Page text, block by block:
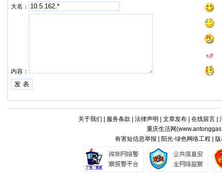
大名：
内容：
关于我们 服务条款 法律声明 文章发布| 在线留言|
重庆生活网(
有害短信息举报 | 阳光·绿色网络工程 |